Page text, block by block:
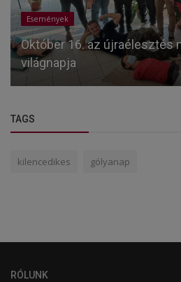
Események
Október 16. az újraélesztés
világnapja
TAGS
kilencedikes gólyanap
RÓLUNK